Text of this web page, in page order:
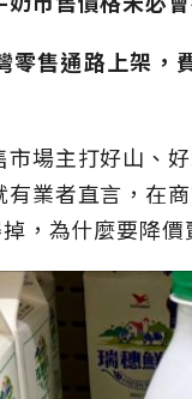
零售通路上架
場主打好山、
業者直言，在
，為什麼要降價